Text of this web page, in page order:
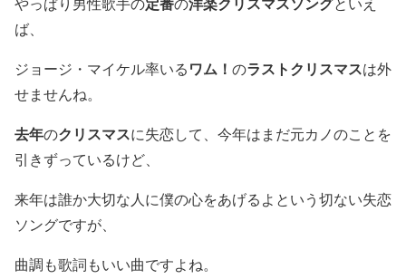
ば、
ジョージ・マイケル率いるワム！ のラストクリスマスは外
せませんね。
去年のクリスマスに失恋して、今年はまだ元カノのことを
引きずっているけど、
来年は誰か大切な人に僕の心をあげるよという切ない失恋
ソングですが、
曲調も歌詞もいい曲ですよね。